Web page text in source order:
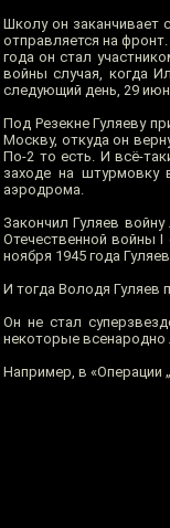
Школу он заканчивает
отправляется на
года он стал
войны случая, когда
следующий день, 29
Под Резекне Гуляеву
Москву, откуда он
По-2 то есть. И всё-
заходе на штурмовку
аэродрома.
Закончил Гуляев
Отечественной войны I
ноября 1945 года
И тогда Володя Гуляев
Он не стал
некоторые
Например, в «Операции